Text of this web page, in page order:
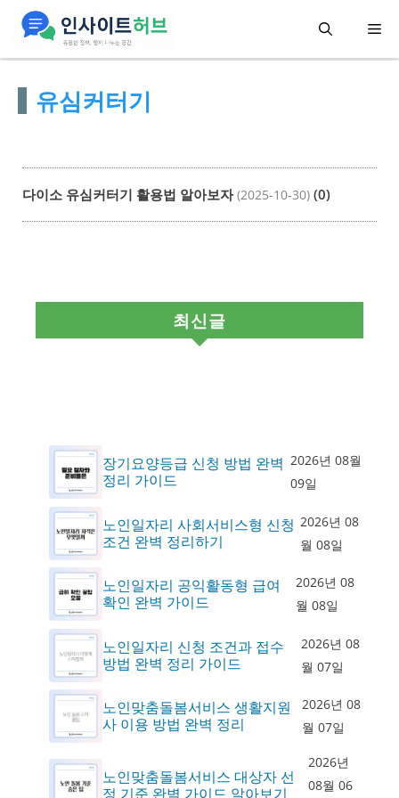
메
유심커터기
다이소 유심커터기 활용법 알아보자 (2025-10-30) (0)
최신글
장기요양등급 신청 방법 완벽
정리 가이드
2026년 08월
09일
노인일자리 사회서비스형 신청
조건 완벽 정리하기
2026년 08
월 08일
노인일자리 공익활동형 급여
확인 완벽 가이드
2026년 08
월 08일
노인일자리 신청 조건과 접수
방법 완벽 정리 가이드
2026년 08
월 07일
노인맞춤돌봄서비스 생활지원
사 이용 방법 완벽 정리
2026년 08
월 07일
노인맞춤돌봄서비스 대상자 선
정 기준 완벽 가이드 알아보기
2026년
08월 06